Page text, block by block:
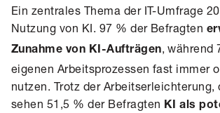
Ein zentrales Thema der IT-Umfrage
Nutzung von KI. 97 % der Befragten
Zunahme von KI-Aufträgen, während
eigenen Arbeitsprozessen fast immer
nutzen. Trotz der Arbeitserleichterung,
sehen 51,5 % der Befragten KI als